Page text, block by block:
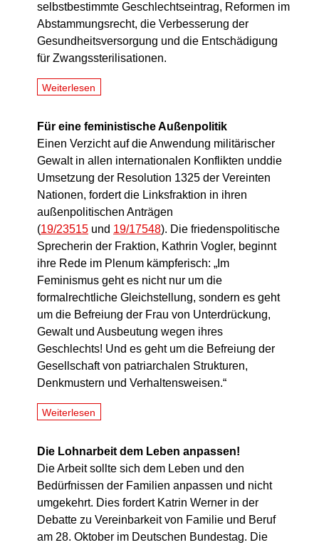
selbstbestimmte Geschlechtseintrag, Reformen im
Abstammungsrecht, die Verbesserung der
Gesundheitsversorgung und die Entschädigung
für Zwangssterilisationen.
Weiterlesen
Für eine feministische Außenpolitik
Einen Verzicht auf die Anwendung militärischer
Gewalt in allen internationalen Konflikten unddie
Umsetzung der Resolution 1325 der Vereinten
Nationen, fordert die Linksfraktion in ihren
außenpolitischen Anträgen
(19/23515 und 19/17548). Die friedenspolitische
Sprecherin der Fraktion, Kathrin Vogler, beginnt
ihre Rede im Plenum kämpferisch: „Im
Feminismus geht es nicht nur um die
formalrechtliche Gleichstellung, sondern es geht
um die Befreiung der Frau von Unterdrückung,
Gewalt und Ausbeutung wegen ihres
Geschlechts! Und es geht um die Befreiung der
Gesellschaft von patriarchalen Strukturen,
Denkmustern und Verhaltensweisen.“
Weiterlesen
Die Lohnarbeit dem Leben anpassen!
Die Arbeit sollte sich dem Leben und den
Bedürfnissen der Familien anpassen und nicht
umgekehrt. Dies fordert Katrin Werner in der
Debatte zu Vereinbarkeit von Familie und Beruf
am 28. Oktober im Deutschen Bundestag. Die